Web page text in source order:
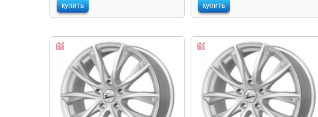
купить купить